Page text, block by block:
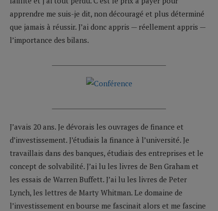
apprendre me suis-je dit, non découragé et plus déterminé
que jamais à réussir. J’ai donc appris — réellement appris —
l’importance des bilans.
J’avais 20 ans. Je dévorais les ouvrages de finance et
d’investissement. J’étudiais la finance à l’université. Je
travaillais dans des banques, étudiais des entreprises et le
concept de solvabilité. J’ai lu les livres de Ben Graham et
les essais de Warren Buffett. J’ai lu les livres de Peter
Lynch, les lettres de Marty Whitman. Le domaine de
l’investissement en bourse me fascinait alors et me fascine